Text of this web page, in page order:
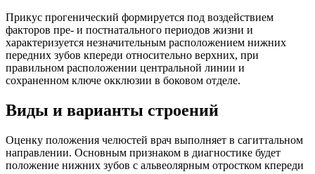
Прикус прогенический формируется под воздействием
факторов пре- и постнатального периодов жизни и
характеризуется незначительным расположением нижних
передних зубов кпереди относительно верхних, при
правильном расположении центральной линии и
сохраненном ключе окклюзии в боковом отделе.
Виды и варианты строений
Оценку положения челюстей врач выполняет в сагиттальном
направлении. Основным признаком в диагностике будет
положение нижних зубов с альвеолярным отростком кпереди